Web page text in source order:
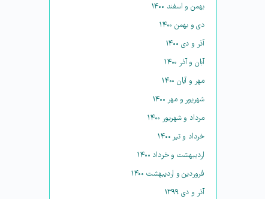
بهمن و اسفند ۱۴۰۰
دی و بهمن ۱۴۰۰
آذر و دی ۱۴۰۰
آبان و آذر ۱۴۰۰
مهر و آبان ۱۴۰۰
شهریور و مهر ۱۴۰۰
مرداد و شهریور ۱۴۰۰
خرداد و تیر ۱۴۰۰
اردیبهشت و خرداد ۱۴۰۰
فروردین و اردیبهشت ۱۴۰۰
آذر و دی ۱۳۹۹